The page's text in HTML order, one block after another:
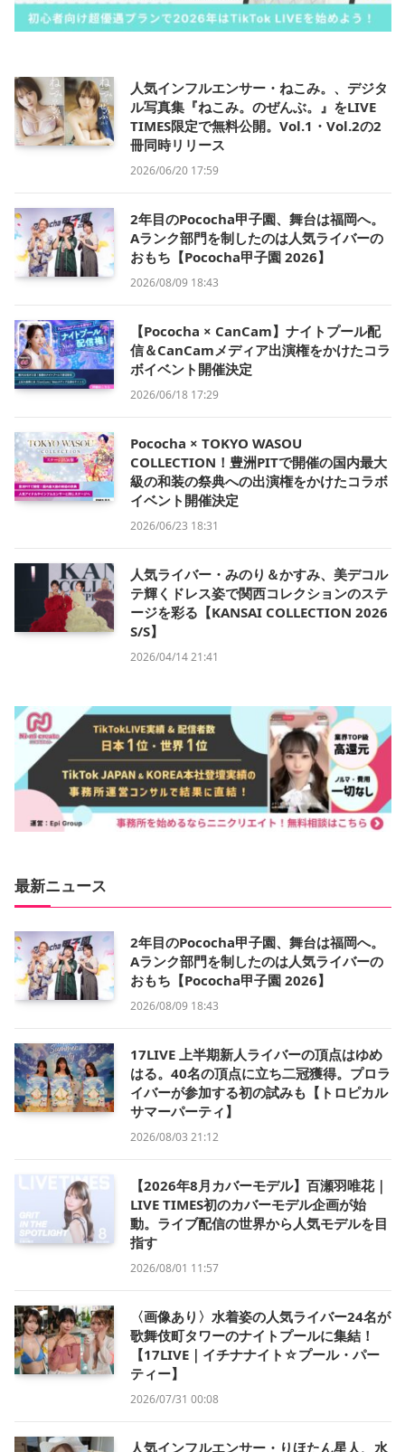
人気インフルエンサー・ねこみ。、デジタ
ル写真集『ねこみ。のぜんぶ。』をLIVE
TIMES限定で無料公開。Vol.1・Vol.2の2
冊同時リリース
2026/06/20 17:59
2年目のPococha甲子園、舞台は福岡へ。
Aランク部門を制したのは人気ライバーの
おもち【Pococha甲子園 2026】
2026/08/09 18:43
【Pococha × CanCam】ナイトプール配
信＆CanCamメディア出演権をかけたコラ
ボイベント開催決定
2026/06/18 17:29
Pococha × TOKYO WASOU
COLLECTION！豊洲PITで開催の国内最大
級の和装の祭典への出演権をかけたコラボ
イベント開催決定
2026/06/23 18:31
人気ライバー・みのり＆かすみ、美デコル
テ輝くドレス姿で関西コレクションのステ
ージを彩る【KANSAI COLLECTION 2026
S/S】
2026/04/14 21:41
最新ニュース
2年目のPococha甲子園、舞台は福岡へ。
Aランク部門を制したのは人気ライバーの
おもち【Pococha甲子園 2026】
2026/08/09 18:43
17LIVE 上半期新人ライバーの頂点はゆめ
はる。40名の頂点に立ち二冠獲得。プロラ
イバーが参加する初の試みも【トロピカル
サマーパーティ】
2026/08/03 21:12
【2026年8月カバーモデル】百瀬羽唯花｜
LIVE TIMES初のカバーモデル企画が始
動。ライブ配信の世界から人気モデルを目
指す
2026/08/01 11:57
〈画像あり〉水着姿の人気ライバー24名が
歌舞伎町タワーのナイトプールに集結！
【17LIVE｜イチナナイト☆プール・パー
ティー】
2026/07/31 00:08
人気インフルエンサー・りほたん星人、水